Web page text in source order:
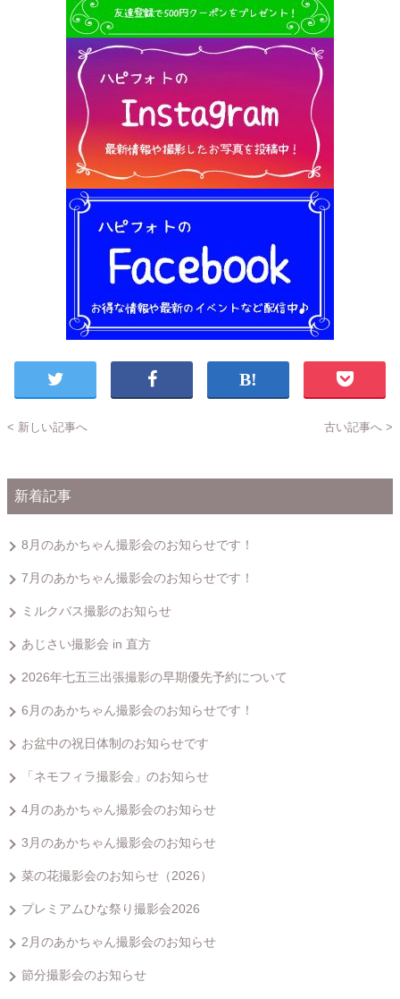
< 新しい記事へ 古い記事へ >
新着記事
8月のあかちゃん撮影会のお知らせです！
7月のあかちゃん撮影会のお知らせです！
ミルクバス撮影のお知らせ
あじさい撮影会 in 直方
2026年七五三出張撮影の早期優先予約について
6月のあかちゃん撮影会のお知らせです！
お盆中の祝日体制のお知らせです
「ネモフィラ撮影会」のお知らせ
4月のあかちゃん撮影会のお知らせ
3月のあかちゃん撮影会のお知らせ
菜の花撮影会のお知らせ（2026）
プレミアムひな祭り撮影会2026
2月のあかちゃん撮影会のお知らせ
節分撮影会のお知らせ